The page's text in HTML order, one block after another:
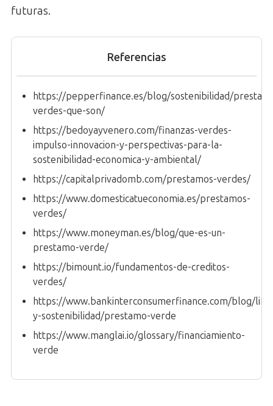
futuras.
Referencias
https://pepperfinance.es/blog/sostenibilidad/
verdes-que-son/
https://bedoyayvenero.com/finanzas-verdes-
impulso-innovacion-y-perspectivas-para-la-
sostenibilidad-economica-y-ambiental/
https://capitalprivadomb.com/prestamos-verdes/
https://www.domesticatueconomia.es/prestamos-
verdes/
https://www.moneyman.es/blog/que-es-un-
prestamo-verde/
https://bimount.io/fundamentos-de-creditos-
verdes/
https://www.bankinterconsumerfinance.com/blog/
y-sostenibilidad/prestamo-verde
https://www.manglai.io/glossary/financiamiento-
verde